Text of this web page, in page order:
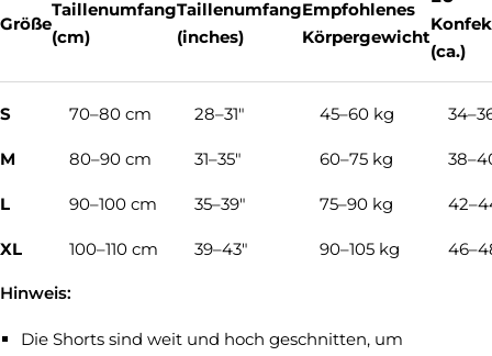
Größe
Taillenumfang
(cm)
Taillenumfang
(inches)
Empfohlenes
Körpergewicht
(ca.)
S 70–80 cm 28–31" 45–60 kg
M 80–90 cm 31–35" 60–75 kg
L 90–100 cm 35–39" 75–90 kg
XL 100–110 cm 39–43" 90–105 kg
Hinweis:
Die Shorts sind weit und hoch geschnitten, um